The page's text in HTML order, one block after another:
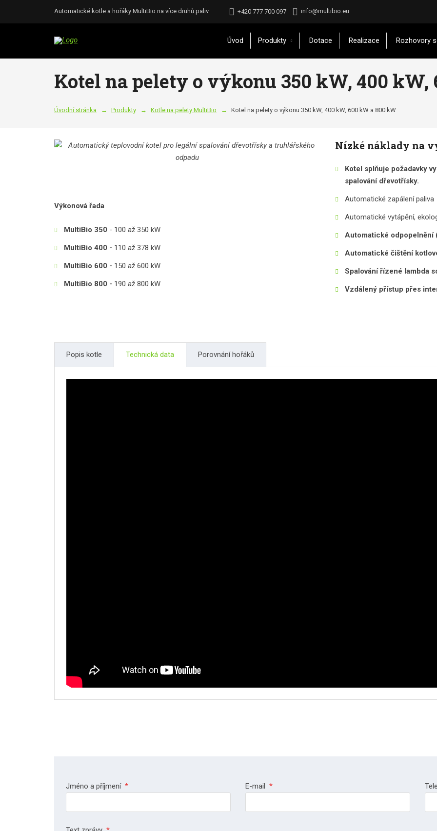
Automatické kotle a hořáky MultiBio na více druhů paliv +420 777 700 097 info@multibio.eu
Úvod Produkty Dotace Realizace Rozhovory
Kotel na pelety o výkonu 350 kW, 400 kW,
Úvodní stránka Produkty Kotle na pelety MultiBio Kotel na pelety o výkonu 350 kW, 400 kW, 600 kW a 800 kW
Výkonová řada
MultiBio 350 - 100 až 350 kW
MultiBio 400 - 110 až 378 kW
MultiBio 600 - 150 až 600 kW
MultiBio 800 - 190 až 800 kW
Nízké náklady na
Kotel splňuje požadavky
spalování dřevotřísky.
Automatické zapálení paliva
Automatické vytápění,
Automatické odpopelnění
Automatické čištění
Spalování řízené lambda
Vzdálený přístup přes
Popis kotle Technická data Porovnání hořáků
Jméno a příjmení * E-mail *